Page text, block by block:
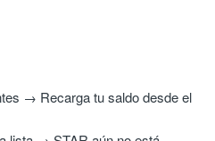
→ Recarga tu saldo desde el